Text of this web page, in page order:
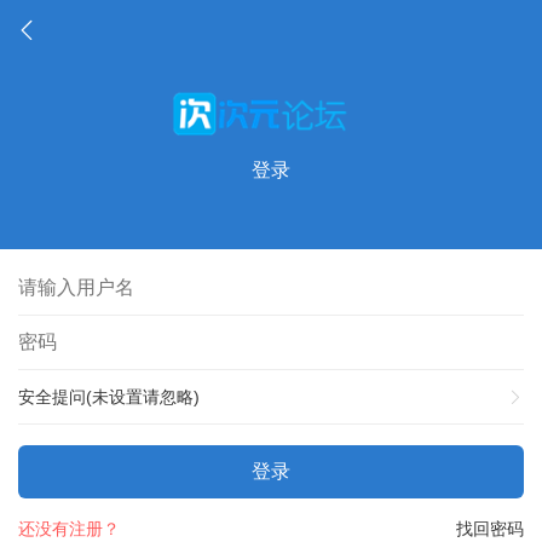
登录
安全提问(未设置请忽略)
登录
找回密码
还没有注册？